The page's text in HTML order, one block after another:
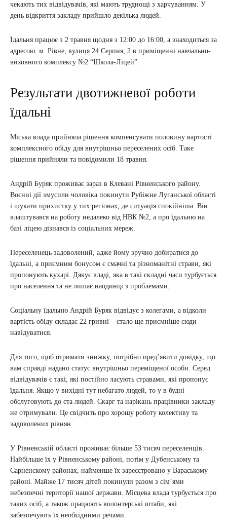
чекають тих відвідувачів, які мають труднощі з харчуванням. У
день відкриття закладу прийшло декілька людей.
Їдальня працює з 2 травня щодня з 12:00 до 16:00, а знаходиться за
адресою: м. Рівне, вулиця 24 Серпня, 2 в приміщенні навчально-
виховного комплексу №2 “Школа-Ліцей”.
Результати двотижневої роботи
їдальні
Міська влада прийняла рішення компенсувати половину вартості
комплексного обіду для внутрішньо переселених осіб. Таке
рішення прийняли та повідомили 18 травня.
Андрій Буряк проживає зараз в Клевані Рівненського району.
Воєнні дії змусили чоловіка покинути Рубіжне Луганської області
і шукати прихистку у тих регіонах, де ситуація спокійніша. Він
влаштувався на роботу недалеко від НВК №2, а про їдальню на
базі ліцею дізнався із соціальних мереж.
Переселенець задоволений, адже йому зручно добиратися до
їдальні, а приємним бонусом є смачні та різноманітні страви, які
пропонують кухарі. Дякує владі, яка в такі складні часи турбується
про населення та не лишає наодинці з проблемами.
Соціальну їдальню Андрій Буряк відвідує з колегами, а відколи
вартість обіду складає 22 гривні – стало ще приємніше сюди
навідуватися.
Для того, щоб отримати знижку, потрібно пред’явити довідку, що
вам справді надано статус внутрішньо переміщеної особи. Серед
відвідувачів є такі, які постійно ласують стравами, які пропонує
їдальня. Якщо у вихідні тут небагато людей, то у в будні
обслуговують до ста людей. Скарг та нарікань працівники закладу
не отримували. Це свідчить про хорошу роботу колективу та
задоволених рівнян.
У Рівненській області проживає більше 53 тисяч переселенців.
Найбільше їх у Рівненському районі, потім у Дубенському та
Сарненскому районах, найменше їх зареєстровано у Вараському
районі. Майже 17 тисяч дітей покинули разом з сім’ями
небезпечні території нашої держави. Місцева влада турбується про
таких осіб, а також працюють волонтерські штаби, які
забезпечують їх необхідними речами.